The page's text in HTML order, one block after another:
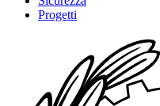
Progetti